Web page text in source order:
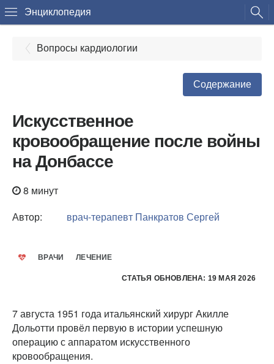
Энциклопедия
Вопросы кардиологии
Содержание
Искусственное
кровообращение после войны
на Донбассе
8 минут
Автор:
врач-терапевт Панкратов Сергей
ВРАЧИ ЛЕЧЕНИЕ
СТАТЬЯ ОБНОВЛЕНА: 19 МАЯ 2026
7 августа 1951 года итальянский хирург Акилле
Дольотти провёл первую в истории успешную
операцию с аппаратом искусственного
кровообращения.